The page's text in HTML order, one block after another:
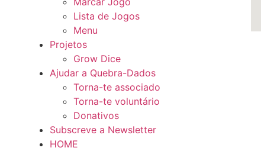
Lista de Jogos
Menu
Projetos
Grow Dice
Ajudar a Quebra-Dados
Torna-te associado
Torna-te voluntário
Donativos
Subscreve a Newsletter
HOME